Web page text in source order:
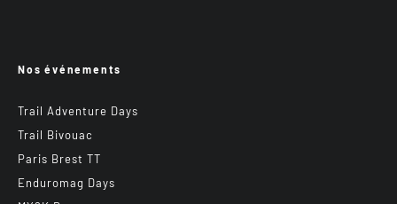
Nos événements
Trail Adventure Days
Trail Bivouac
Paris Brest TT
Enduromag Days